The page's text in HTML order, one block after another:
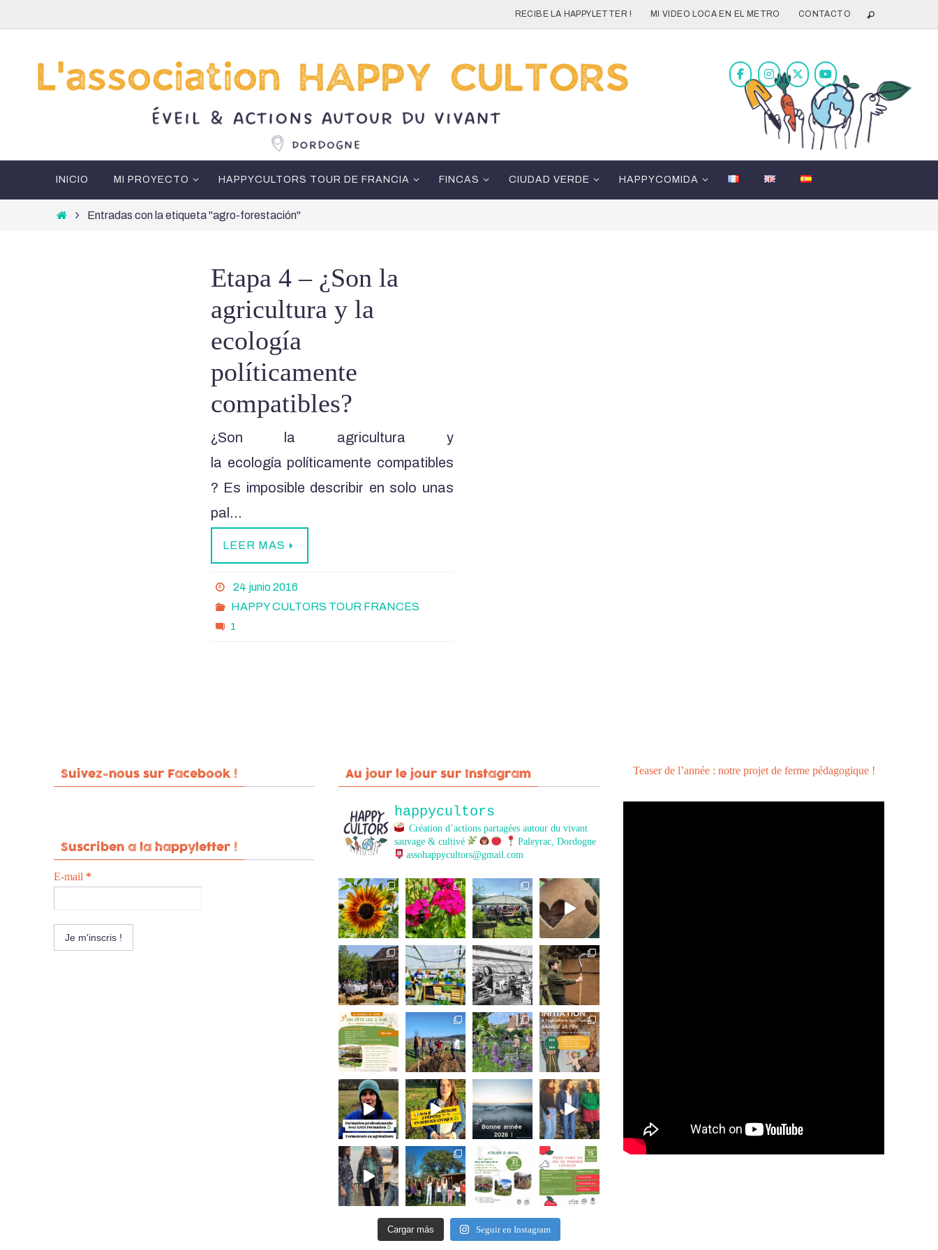
contenido
RECIBE LA HAPPYLETTER ! MI VIDEO LOCA EN EL METRO CONTACTO
INICIO MI PROYECTO HAPPYCULTORS TOUR DE FRANCIA FINCAS CIUDAD VERDE HAPPYCOMIDA
InicioEntradas con la etiqueta "agro-forestación"
Etapa 4 – ¿Son la
agricultura y la
ecología
políticamente
compatibles?
¿Son la agricultura y
la ecología políticamente compatibles
? Es imposible describir en solo unas
pal…
LEER MAS
24 junio 2016
HAPPY CULTORS TOUR FRANCES
1
Suivez-nous sur Facebook !
Suscriben a la happyletter !
E-mail *
Au jour le jour sur Instagram
happycultors
Création d’actions partagées autour du vivant
sauvage & cultivé
Paleyrac, Dordogne
assohappycultors@gmail.com
Cargar más Seguir en Instagram
Teaser de l’année : notre projet de ferme pédagogique !